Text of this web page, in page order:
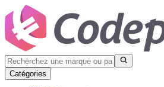
Catégories